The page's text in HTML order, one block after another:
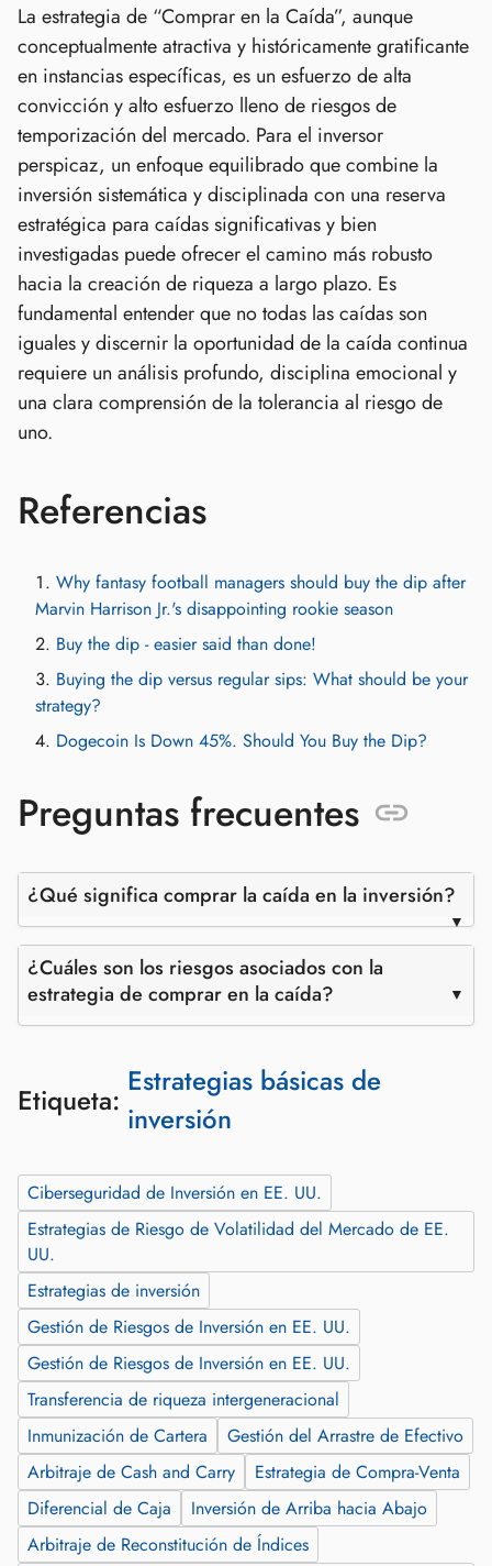
La estrategia de “Comprar en la Caída”, aunque
conceptualmente atractiva y históricamente gratificante
en instancias específicas, es un esfuerzo de alta
convicción y alto esfuerzo lleno de riesgos de
temporización del mercado. Para el inversor
perspicaz, un enfoque equilibrado que combine la
inversión sistemática y disciplinada con una reserva
estratégica para caídas significativas y bien
investigadas puede ofrecer el camino más robusto
hacia la creación de riqueza a largo plazo. Es
fundamental entender que no todas las caídas son
iguales y discernir la oportunidad de la caída continua
requiere un análisis profundo, disciplina emocional y
una clara comprensión de la tolerancia al riesgo de
uno.
Referencias
Why fantasy football managers should buy the dip after
Marvin Harrison Jr.'s disappointing rookie season
Buy the dip - easier said than done!
Buying the dip versus regular sips: What should be your
strategy?
Dogecoin Is Down 45%. Should You Buy the Dip?
Preguntas frecuentes
¿Qué significa comprar la caída en la inversión?
¿Cuáles son los riesgos asociados con la
estrategia de comprar en la caída?
Etiqueta: Estrategias básicas de
inversión
Ciberseguridad de Inversión en EE. UU.
Estrategias de Riesgo de Volatilidad del Mercado de EE.
UU.
Estrategias de inversión
Gestión de Riesgos de Inversión en EE. UU.
Gestión de Riesgos de Inversión en EE. UU.
Transferencia de riqueza intergeneracional
Inmunización de Cartera
Gestión del Arrastre de Efectivo
Arbitraje de Cash and Carry
Estrategia de Compra-Venta
Diferencial de Caja
Inversión de Arriba hacia Abajo
Arbitraje de Reconstitución de Índices